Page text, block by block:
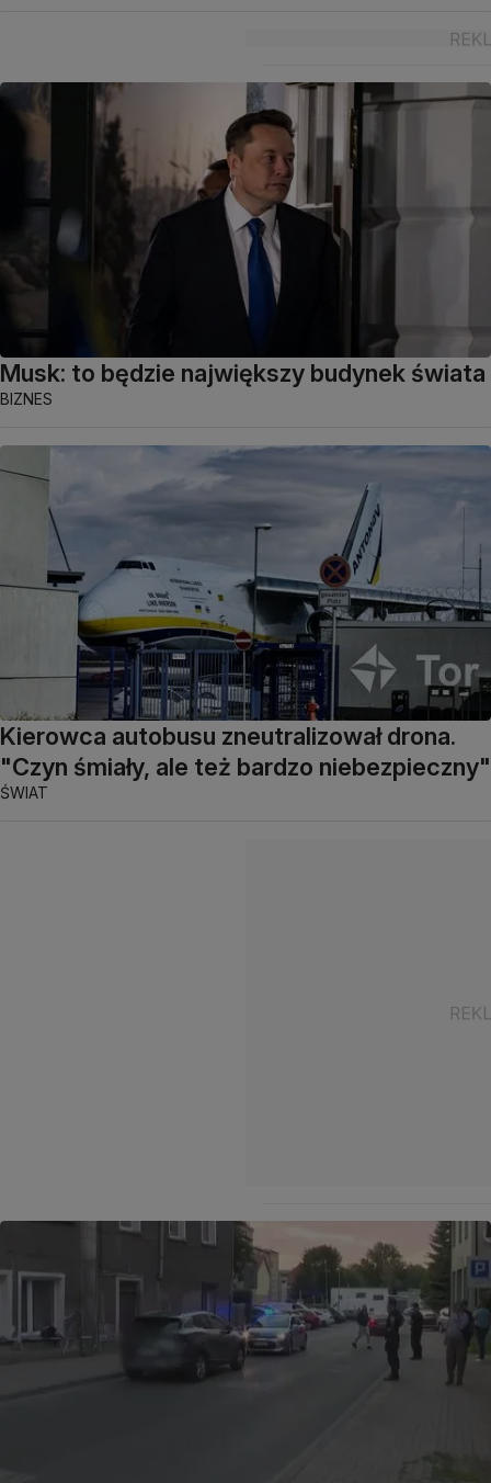
Musk: to będzie największy budynek świata
BIZNES
Kierowca autobusu zneutralizował drona.
"Czyn śmiały, ale też bardzo niebezpieczny"
ŚWIAT